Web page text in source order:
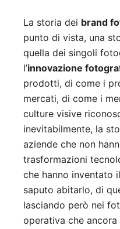
La storia dei brand
punto di vista, una
quella dei singoli
l’innovazione
prodotti, di come i
mercati, di come i
culture visive
inevitabilmente, la
aziende che non
trasformazioni
che hanno inventato
saputo abitarlo, di
lasciando però nei
operativa che